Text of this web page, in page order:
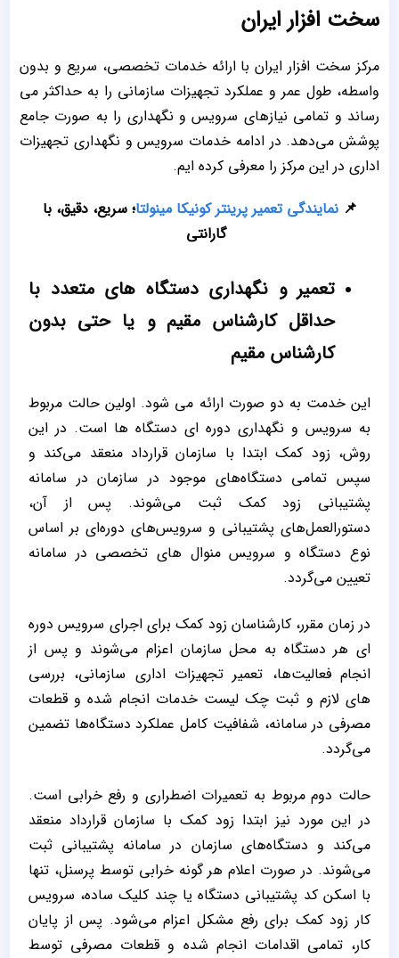
سخت افزار ایران
مرکز سخت افزار ایران با ارائه خدمات تخصصی، سریع و بدون
واسطه، طول عمر و عملکرد تجهیزات سازمانی را به حداکثر می
‌رساند و تمامی نیازهای سرویس و نگهداری را به صورت جامع
پوشش می‌دهد. در ادامه خدمات سرویس و نگهداری تجهیزات
اداری در این مرکز را معرفی کرده ایم.
📌نمایندگی تعمیر پرینتر کونیکا مینولتا؛ سریع، دقیق، با
گارانتی
تعمیر و نگهداری دستگاه های متعدد با
حداقل کارشناس مقیم و یا حتی بدون
کارشناس مقیم
این خدمت به دو صورت ارائه می ‌شود. اولین حالت مربوط
به سرویس و نگهداری دوره ‌ای دستگاه ‌ها است. در این
روش، زود کمک ابتدا با سازمان قرارداد منعقد می‌کند و
سپس تمامی دستگاه‌های موجود در سازمان در سامانه
پشتیبانی زود کمک ثبت می‌شوند. پس از آن،
دستورالعمل‌های پشتیبانی و سرویس‌های دوره‌ای بر اساس
نوع دستگاه و سرویس منوال‌ های تخصصی در سامانه
تعیین می‌گردد.
در زمان مقرر، کارشناسان زود کمک برای اجرای سرویس دوره‌
ای هر دستگاه به محل سازمان اعزام می‌شوند و پس از
انجام فعالیت‌ها، تعمیر تجهیزات اداری سازمانی، بررسی
‌های لازم و ثبت چک ‌لیست خدمات انجام شده و قطعات
مصرفی در سامانه، شفافیت کامل عملکرد دستگاه‌ها تضمین
می‌گردد.
حالت دوم مربوط به تعمیرات اضطراری و رفع خرابی است.
در این مورد نیز ابتدا زود کمک با سازمان قرارداد منعقد
می‌کند و دستگاه‌های سازمان در سامانه پشتیبانی ثبت
می‌شوند. در صورت اعلام هر گونه خرابی توسط پرسنل، تنها
با اسکن کد پشتیبانی دستگاه یا چند کلیک ساده، سرویس
کار زود کمک برای رفع مشکل اعزام می‌شود. پس از پایان
کار، تمامی اقدامات انجام شده و قطعات مصرفی توسط